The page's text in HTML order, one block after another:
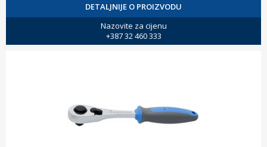
DETALJNIJE O PROIZVODU
Nazovite za cijenu
+387 32 460 333